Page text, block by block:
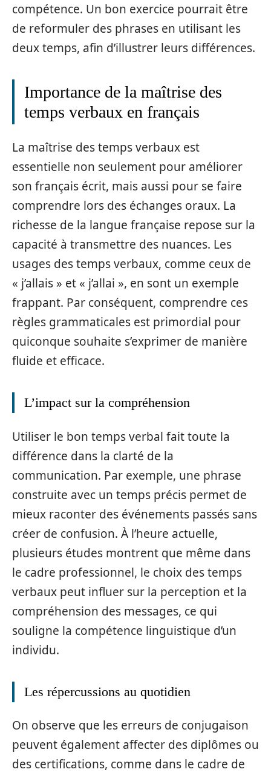
compétence. Un bon exercice pourrait être
de reformuler des phrases en utilisant les
deux temps, afin d’illustrer leurs différences.
Importance de la maîtrise des
temps verbaux en français
La maîtrise des temps verbaux est
essentielle non seulement pour améliorer
son français écrit, mais aussi pour se faire
comprendre lors des échanges oraux. La
richesse de la langue française repose sur la
capacité à transmettre des nuances. Les
usages des temps verbaux, comme ceux de
« j’allais » et « j’allai », en sont un exemple
frappant. Par conséquent, comprendre ces
règles grammaticales est primordial pour
quiconque souhaite s’exprimer de manière
fluide et efficace.
L’impact sur la compréhension
Utiliser le bon temps verbal fait toute la
différence dans la clarté de la
communication. Par exemple, une phrase
construite avec un temps précis permet de
mieux raconter des événements passés sans
créer de confusion. À l’heure actuelle,
plusieurs études montrent que même dans
le cadre professionnel, le choix des temps
verbaux peut influer sur la perception et la
compréhension des messages, ce qui
souligne la compétence linguistique d’un
individu.
Les répercussions au quotidien
On observe que les erreurs de conjugaison
peuvent également affecter des diplômes ou
des certifications, comme dans le cadre de